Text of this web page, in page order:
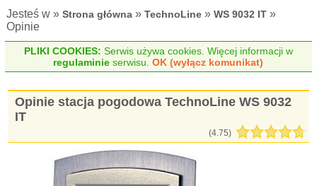
Jesteś w »Strona główna »TechnoLine »WS 9032 IT »
Opinie
PLIKI COOKIES: Serwis używa cookies. Więcej informacji w
regulaminie serwisu.OK (wyłącz komunikat)
Opinie stacja pogodowa TechnoLine WS 9032
IT
(4.75)